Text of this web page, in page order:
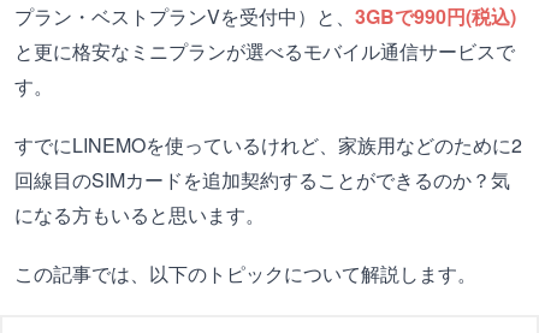
プラン・ベストプランVを受付中）と、 3GBで990円(税込)
と更に格安なミニプランが選べるモバイル通信サービスで
す。
すでにLINEMOを使っているけれど、家族用などのために2
回線目のSIMカードを追加契約することができるのか？気
になる方もいると思います。
この記事では、以下のトピックについて解説します。